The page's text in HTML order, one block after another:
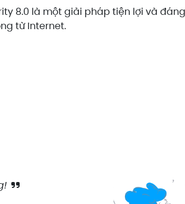
8.0 là một giải pháp tiện lợi và
từ Internet.